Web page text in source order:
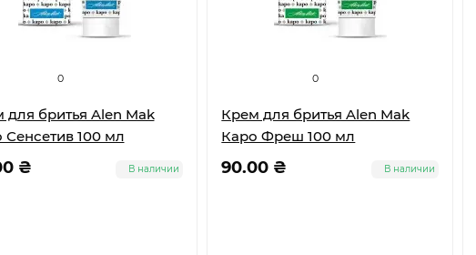
0
для бритья Alen Mak
Сенсетив 100 мл
₴ В наличии
0
Крем для бритья Alen Mak
Каро Фреш 100 мл
90.00 ₴ В наличии